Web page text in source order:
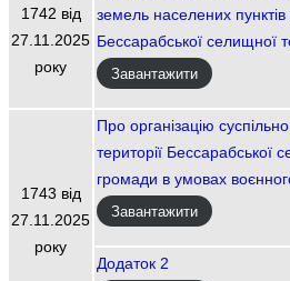
1742 від
27.11.2025
року
земель населених пунктів
Бессарабської селищної
Завантажити
1743 від
27.11.2025
року
Про організацію
території Бессарабської
громади в умовах
Завантажити
Додаток 2